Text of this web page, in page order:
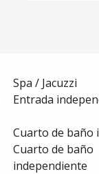
Spa / Jacuzzi
Entrada
Cuarto de baño
Cuarto de baño
independiente